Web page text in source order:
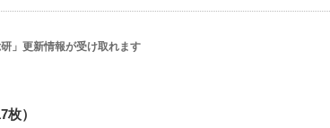
」更新情報が受け取れます
）